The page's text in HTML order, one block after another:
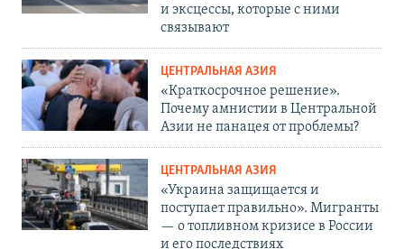
и эксцессы, которые с ними
связывают
ЦЕНТРАЛЬНАЯ АЗИЯ
«Краткосрочное решение».
Почему амнистии в Центральной
Азии не панацея от проблемы?
ЦЕНТРАЛЬНАЯ АЗИЯ
«Украина защищается и
поступает правильно». Мигранты
— о топливном кризисе в России
и его последствиях